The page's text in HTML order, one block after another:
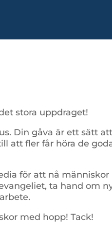
stora uppdraget!
Din gåva är ett sätt
att fler får höra de
för att nå
ta hand om
med hopp! Tack!